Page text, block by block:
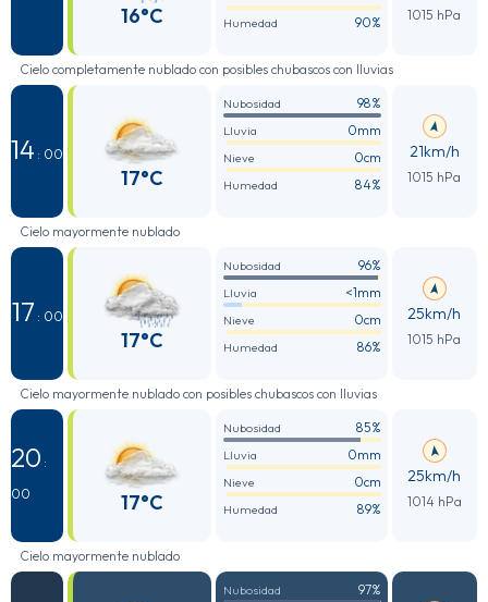
16°C Humedad 90% 1015 hPa
Cielo completamente nublado con posibles chubascos con lluvias
14 : 00
17°C
Nubosidad 98%
Lluvia 0mm
Nieve 0cm
Humedad 84%
21km/h
1015 hPa
Cielo mayormente nublado
17 : 00
17°C
Nubosidad 96%
Lluvia <1mm
Nieve 0cm
Humedad 86%
25km/h
1015 hPa
Cielo mayormente nublado con posibles chubascos con lluvias
20 :
00
17°C
Nubosidad 85%
Lluvia 0mm
Nieve 0cm
Humedad 89%
25km/h
1014 hPa
Cielo mayormente nublado
Nubosidad 97%